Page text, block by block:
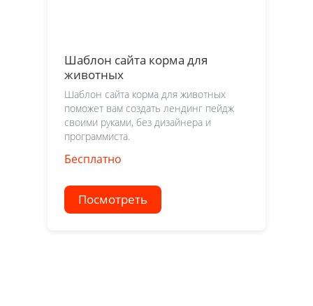
Шаблон сайта корма для
животных
Шаблон сайта корма для животных
поможет вам создать лендинг пейдж
своими руками, без дизайнера и
программиста.
Бесплатно
Посмотреть